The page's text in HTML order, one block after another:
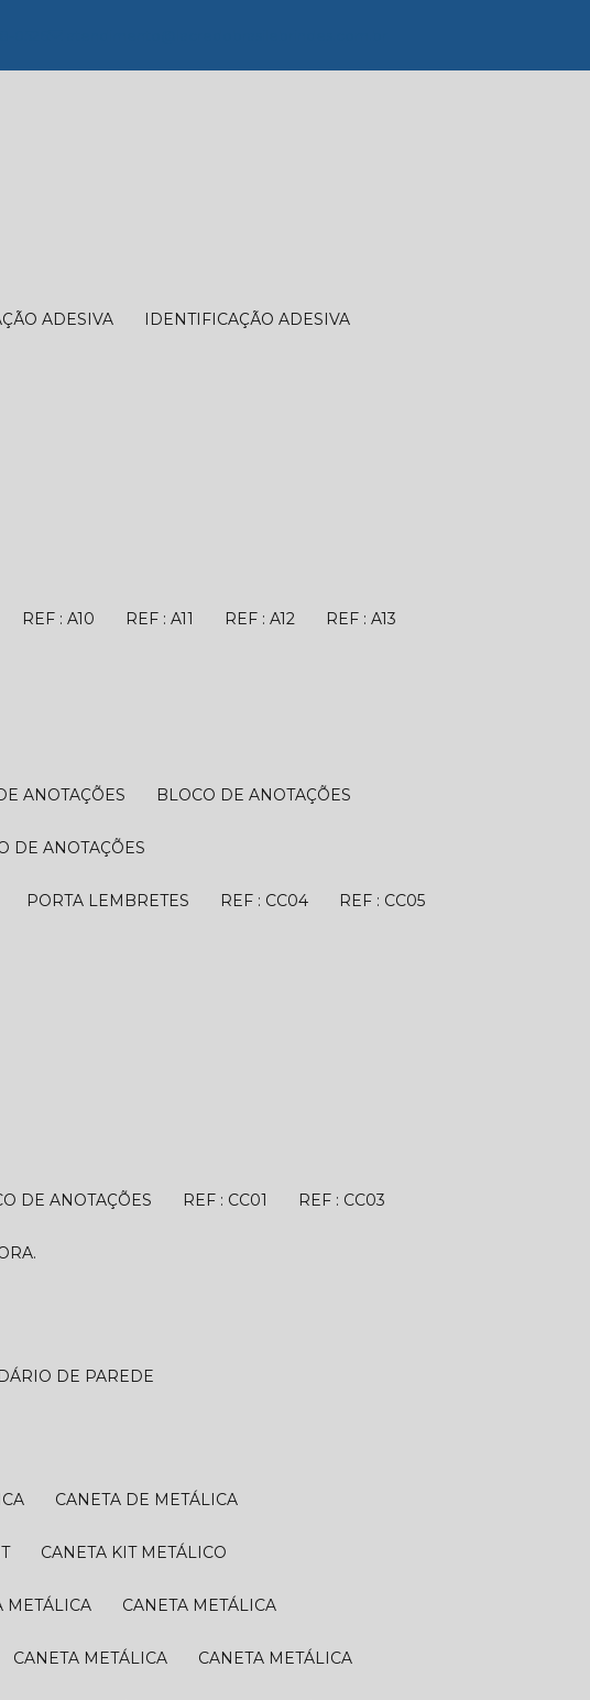
ADESIVA IDENTIFICAÇÃO ADESIVA
REF : A10 REF : A11 REF : A12 REF : A13
ANOTAÇÕES BLOCO DE ANOTAÇÕES
DE ANOTAÇÕES
PORTA LEMBRETES REF : CC04 REF : CC05
DE ANOTAÇÕES REF : CC01 REF : CC03
DE PAREDE
CANETA DE METÁLICA
CANETA KIT METÁLICO
METÁLICA CANETA METÁLICA
CANETA METÁLICA CANETA METÁLICA